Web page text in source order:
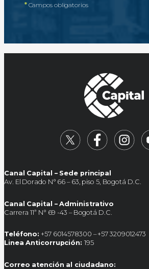
*Campos obligatorios
Canal Capital – Sede principal
Av. El Dorado N° 66 – 63, piso 5, Bogotá D.C.
Canal Capital – Administrativo
Carrera 11ª N° 69 -43 – Bogotá D.C.
Teléfono: +57 6014578300 – +57 3209012473
Linea Anticorrupción: 195
Correo atención al ciudadano: